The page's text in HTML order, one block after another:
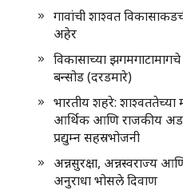
गावांची शाश्वत
अहेर
विकासाच्या
बन्सोड (दरडमारे)
भारतीय शहरे: शाश्वततेच्या
आर्थिक आणि राजकीय
प्रद्युम्न सहस्रभोजनी
अन्नसुरक्षा, अन्नस्वराज्य
अनुराधा भोसले दिवाण